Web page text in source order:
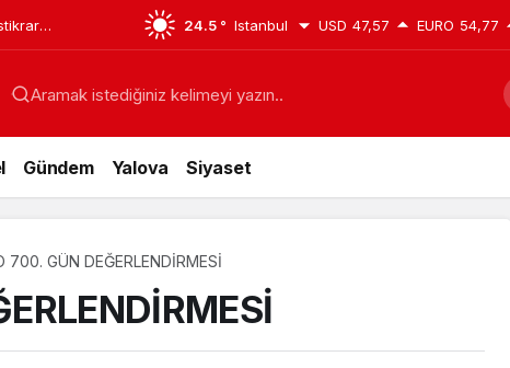
Yeniden
24.5 ° Istanbul USD 47,57 EURO 54,77
Aramak istediğiniz kelimeyi yazın..
Gündem Yalova Siyaset
700. GÜN DEĞERLENDİRMESİ